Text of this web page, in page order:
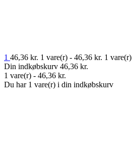
1 46,36 kr. 1 vare(r) - 46,36 kr. 1 vare(r)
Din indkøbskurv 46,36 kr.
1 vare(r) - 46,36 kr.
Du har 1 vare(r) i din indkøbskurv